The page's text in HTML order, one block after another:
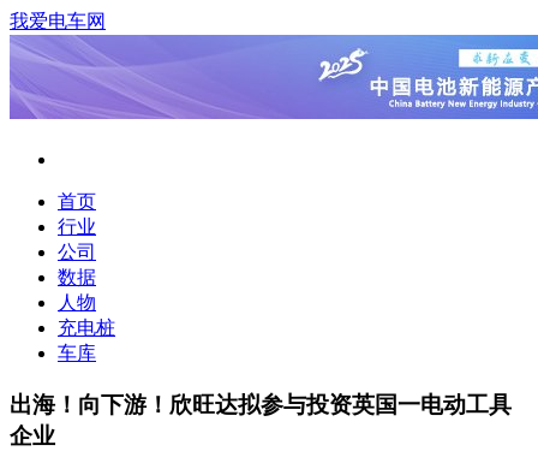
我爱电车网
首页
行业
公司
数据
人物
充电桩
车库
出海！向下游！欣旺达拟参与投资英国一电动工具
企业